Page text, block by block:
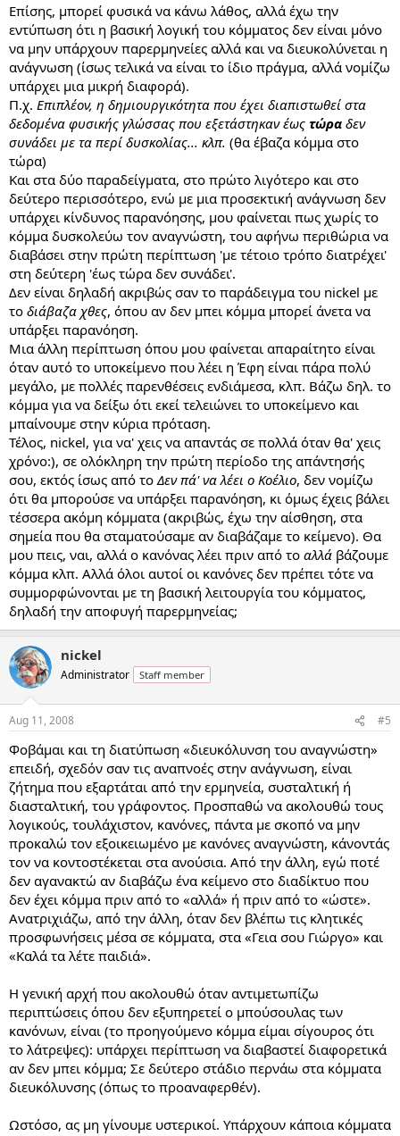
Επίσης, μπορεί φυσικά να κάνω λάθος, αλλά έχω την
εντύπωση ότι η βασική λογική του κόμματος δεν είναι μόνο
να μην υπάρχουν παρερμηνείες αλλά και να διευκολύνεται η
ανάγνωση (ίσως τελικά να είναι το ίδιο πράγμα, αλλά νομίζω
υπάρχει μια μικρή διαφορά).
Π.χ. Επιπλέον, η δημιουργικότητα που έχει διαπιστωθεί στα
δεδομένα φυσικής γλώσσας που εξετάστηκαν έως τώρα δεν
συνάδει με τα περί δυσκολίας... κλπ. (θα έβαζα κόμμα στο
τώρα)
Και στα δύο παραδείγματα, στο πρώτο λιγότερο και στο
δεύτερο περισσότερο, ενώ με μια προσεκτική ανάγνωση δεν
υπάρχει κίνδυνος παρανόησης, μου φαίνεται πως χωρίς το
κόμμα δυσκολεύω τον αναγνώστη, του αφήνω περιθώρια να
διαβάσει στην πρώτη περίπτωση 'με τέτοιο τρόπο διατρέχει'
στη δεύτερη 'έως τώρα δεν συνάδει'.
Δεν είναι δηλαδή ακριβώς σαν το παράδειγμα του nickel με
το διάβαζα χθες, όπου αν δεν μπει κόμμα μπορεί άνετα να
υπάρξει παρανόηση.
Μια άλλη περίπτωση όπου μου φαίνεται απαραίτητο είναι
όταν αυτό το υποκείμενο που λέει η Έφη είναι πάρα πολύ
μεγάλο, με πολλές παρενθέσεις ενδιάμεσα, κλπ. Βάζω δηλ. το
κόμμα για να δείξω ότι εκεί τελειώνει το υποκείμενο και
μπαίνουμε στην κύρια πρόταση.
Τέλος, nickel, για να' χεις να απαντάς σε πολλά όταν θα' χεις
χρόνο:), σε ολόκληρη την πρώτη περίοδο της απάντησής
σου, εκτός ίσως από το Δεν πά' να λέει ο Κοέλιο, δεν νομίζω
ότι θα μπορούσε να υπάρξει παρανόηση, κι όμως έχεις βάλει
τέσσερα ακόμη κόμματα (ακριβώς, έχω την αίσθηση, στα
σημεία που θα σταματούσαμε αν διαβάζαμε το κείμενο). Θα
μου πεις, ναι, αλλά ο κανόνας λέει πριν από το αλλά βάζουμε
κόμμα κλπ. Αλλά όλοι αυτοί οι κανόνες δεν πρέπει τότε να
συμμορφώνονται με τη βασική λειτουργία του κόμματος,
δηλαδή την αποφυγή παρερμηνείας;
nickel
Administrator Staff member
Aug 11, 2008 #5
Φοβάμαι και τη διατύπωση «διευκόλυνση του αναγνώστη»
επειδή, σχεδόν σαν τις αναπνοές στην ανάγνωση, είναι
ζήτημα που εξαρτάται από την ερμηνεία, συσταλτική ή
διασταλτική, του γράφοντος. Προσπαθώ να ακολουθώ τους
λογικούς, τουλάχιστον, κανόνες, πάντα με σκοπό να μην
προκαλώ τον εξοικειωμένο με κανόνες αναγνώστη, κάνοντάς
τον να κοντοστέκεται στα ανούσια. Από την άλλη, εγώ ποτέ
δεν αγανακτώ αν διαβάζω ένα κείμενο στο διαδίκτυο που
δεν έχει κόμμα πριν από το «αλλά» ή πριν από το «ώστε».
Ανατριχιάζω, από την άλλη, όταν δεν βλέπω τις κλητικές
προσφωνήσεις μέσα σε κόμματα, στα «Γεια σου Γιώργο» και
«Καλά τα λέτε παιδιά».
Η γενική αρχή που ακολουθώ όταν αντιμετωπίζω
περιπτώσεις όπου δεν εξυπηρετεί ο μπούσουλας των
κανόνων, είναι (το προηγούμενο κόμμα είμαι σίγουρος ότι
το λάτρεψες): υπάρχει περίπτωση να διαβαστεί διαφορετικά
αν δεν μπει κόμμα; Σε δεύτερο στάδιο περνάω στα κόμματα
διευκόλυνσης (όπως το προαναφερθέν).
Ωστόσο, ας μη γίνουμε υστερικοί. Υπάρχουν κάποια κόμματα